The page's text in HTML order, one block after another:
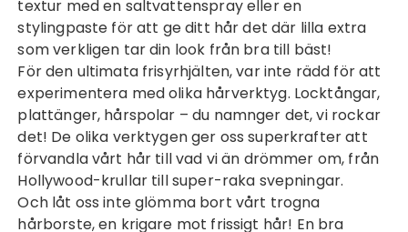
textur med en saltvattenspray eller en
stylingpaste för att ge ditt hår det där lilla extra
som verkligen tar din look från bra till bäst!
För den ultimata frisyrhjälten, var inte rädd för att
experimentera med olika hårverktyg. Locktångar,
plattänger, hårspolar – du namnger det, vi rockar
det! De olika verktygen ger oss superkrafter att
förvandla vårt hår till vad vi än drömmer om, från
Hollywood-krullar till super-raka svepningar.
Och låt oss inte glömma bort vårt trogna
hårborste, en krigare mot frissigt hår! En bra